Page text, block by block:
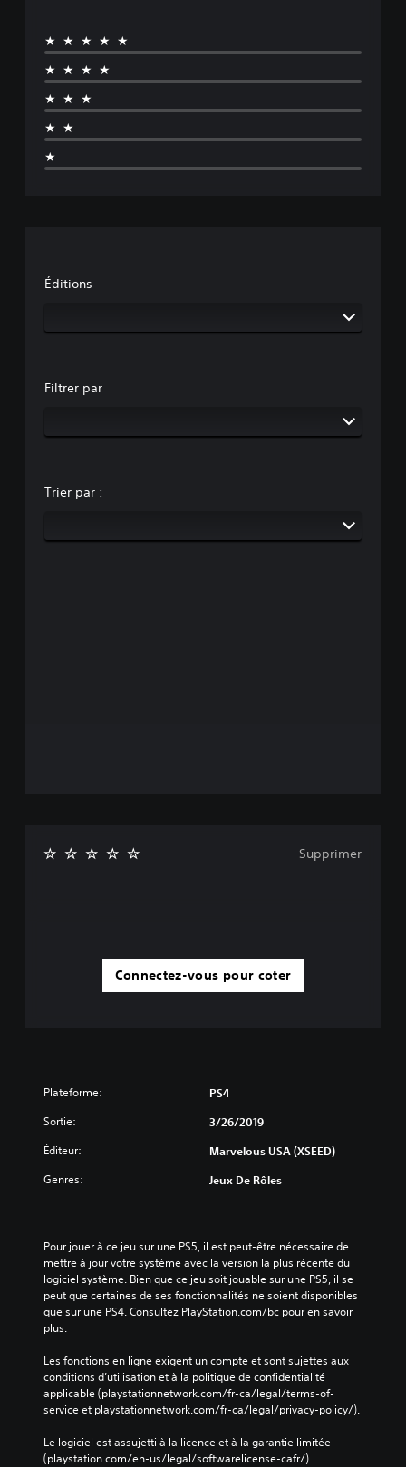
★★★★★
★★★★
★★★
★★
★
Éditions
Filtrer par
Trier par :
Connectez-vous pour coter
Supprimer
Plateforme: PS4
Sortie: 3/26/2019
Éditeur: Marvelous USA (XSEED)
Genres: Jeux De Rôles
Pour jouer à ce jeu sur une PS5, il est peut-être nécessaire de
mettre à jour votre système avec la version la plus récente du
logiciel système. Bien que ce jeu soit jouable sur une PS5, il se
peut que certaines de ses fonctionnalités ne soient disponibles
que sur une PS4. Consultez PlayStation.com/bc pour en savoir
plus.
Les fonctions en ligne exigent un compte et sont sujettes aux
conditions d’utilisation et à la politique de confidentialité
applicable (playstationnetwork.com/fr-ca/legal/terms-of-
service et playstationnetwork.com/fr-ca/legal/privacy-policy/).
Le logiciel est assujetti à la licence et à la garantie limitée
(playstation.com/en-us/legal/softwarelicense-cafr/).